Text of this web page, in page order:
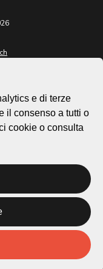
e di terze
il consenso a tutti o
cookie o consulta